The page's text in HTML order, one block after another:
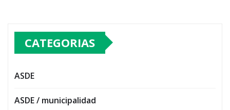
CATEGORIAS
ASDE
ASDE / municipalidad